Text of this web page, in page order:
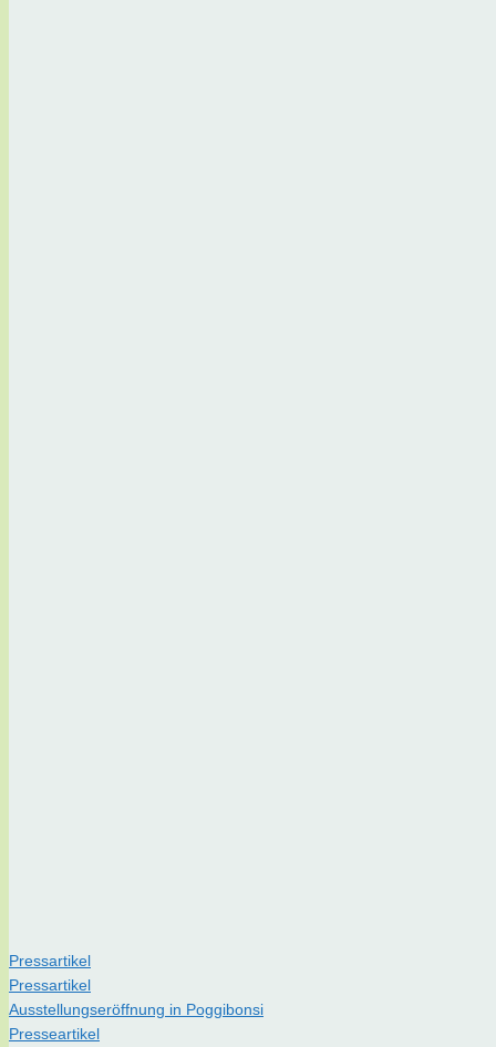
Pressartikel
Pressartikel
Ausstellungseröffnung in Poggibonsi
Presseartikel